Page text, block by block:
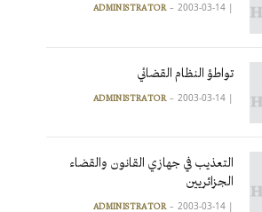
|
ADMINISTRATOR 2003-03-14
تواطؤ النظام القضائي
|
ADMINISTRATOR 2003-03-14
التعذيب في جهازي القانون والقضاء
الجزائريين
|
ADMINISTRATOR 2003-03-14